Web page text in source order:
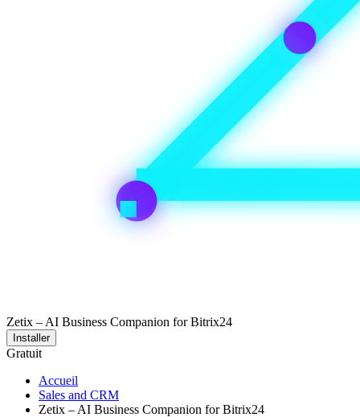
Zetix – AI Business Companion for Bitrix24
Installer
Gratuit
Accueil
Sales and CRM
Zetix – AI Business Companion for Bitrix24